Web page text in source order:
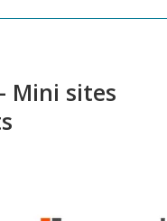
Mini sites